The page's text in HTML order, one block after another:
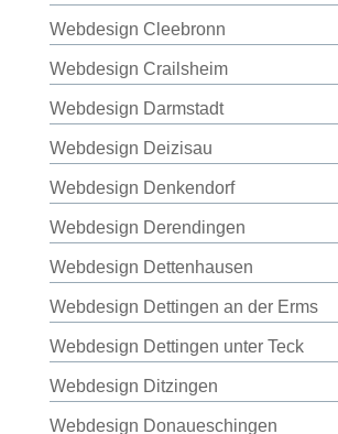
Webdesign Cleebronn
Webdesign Crailsheim
Webdesign Darmstadt
Webdesign Deizisau
Webdesign Denkendorf
Webdesign Derendingen
Webdesign Dettenhausen
Webdesign Dettingen an der Erms
Webdesign Dettingen unter Teck
Webdesign Ditzingen
Webdesign Donaueschingen